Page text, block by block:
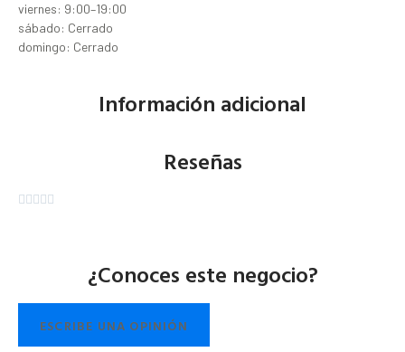
viernes: 9:00–19:00
sábado: Cerrado
domingo: Cerrado
Información adicional
Reseñas
    
¿Conoces este negocio?
ESCRIBE UNA OPINIÓN